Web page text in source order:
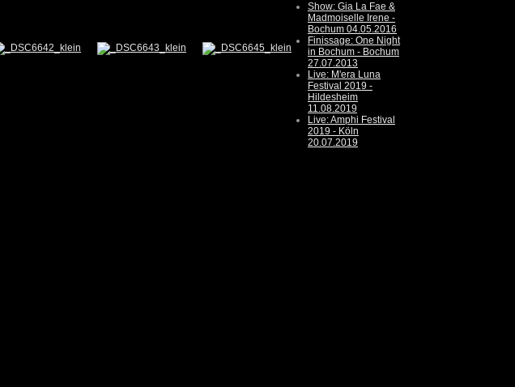
Show: Gia La Fae &
Madmoiselle Irene -
Bochum 04.05.2016
Finissage: One Night
in Bochum - Bochum
27.07.2013
Live: M'era Luna
Festival 2019 -
Hildesheim
11.08.2019
Live: Amphi Festival
2019 - Köln
20.07.2019